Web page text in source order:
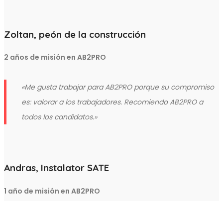
Zoltan, peón de la construcción
2 años de misión en AB2PRO
«Me gusta trabajar para AB2PRO porque su compromiso
es: valorar a los trabajadores. Recomiendo AB2PRO a
todos los candidatos.»
Andras, Instalator SATE
1 año de misión en AB2PRO